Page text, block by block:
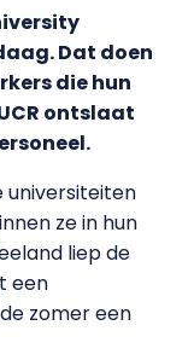
Dat doen
die hun
ontslaat
universiteiten
ze in hun
liep de
een
zomer een